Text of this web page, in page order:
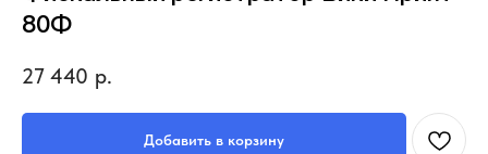
80Ф
27 440 р.
Добавить в корзину